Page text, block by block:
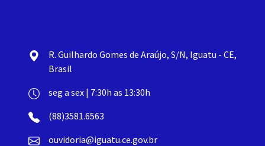
R. Guilhardo Gomes de Araújo, S/N, Iguatu - CE,
Brasil
seg a sex | 7:30h as 13:30h
(88)3581.6563
ouvidoria@iguatu.ce.gov.br